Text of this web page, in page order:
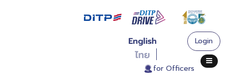
Login
. for Officers